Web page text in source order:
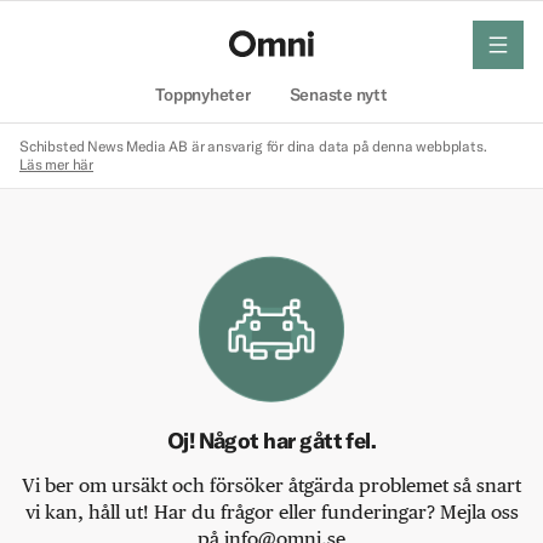
Toppnyheter Senaste nytt
meny
Schibsted News Media AB är ansvarig för dina data på denna webbplats.
Läs mer här
Oj! Något har gått fel.
Vi ber om ursäkt och försöker åtgärda problemet så snart
vi kan, håll ut! Har du frågor eller funderingar? Mejla oss